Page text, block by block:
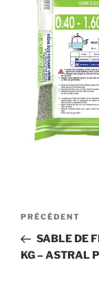
Navigation
l’article
Article
précédent
PRÉCÉDENT
SABLE DE
KG – ASTRAL